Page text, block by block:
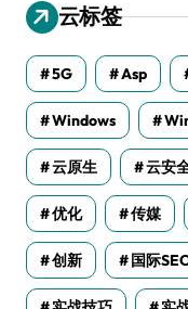
云标签
5G Asp
Windows
云原生 云安
优化 传媒
创新 国际